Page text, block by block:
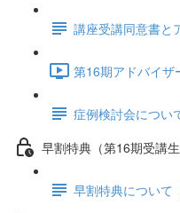
講座受講同意書と
第16期アドバイザ
症例検討会につい
早割特典（第16期受講生
早割特典について